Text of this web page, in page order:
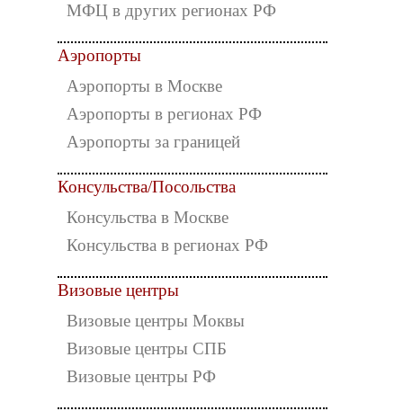
МФЦ в других регионах РФ
Аэропорты
Аэропорты в Москве
Аэропорты в регионах РФ
Аэропорты за границей
Консульства/Посольства
Консульства в Москве
Консульства в регионах РФ
Визовые центры
Визовые центры Моквы
Визовые центры СПБ
Визовые центры РФ